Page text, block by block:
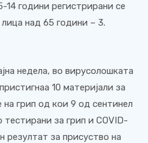
години регистрирани се
над 65 години – 3.
недела, во вирусолошката
10 материјали за
грип од кои 9 од сентинел
за грип и COVID-
резултат за присуство на